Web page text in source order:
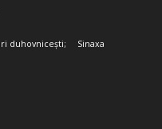
duhovnicești; Sinaxa